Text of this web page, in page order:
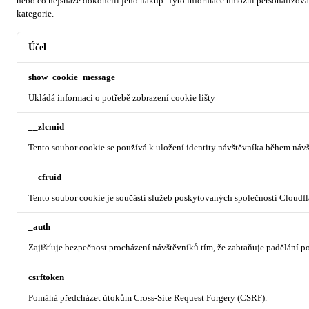
kategorie.
Účel
show_cookie_message
Ukládá informaci o potřebě zobrazení cookie lišty
__zlcmid
Tento soubor cookie se používá k uložení identity návštěvníka během
__cfruid
Tento soubor cookie je součástí služeb poskytovaných společností
_auth
Zajišťuje bezpečnost procházení návštěvníků tím, že zabraňuje padělání
csrftoken
Pomáhá předcházet útokům Cross-Site Request Forgery (CSRF).